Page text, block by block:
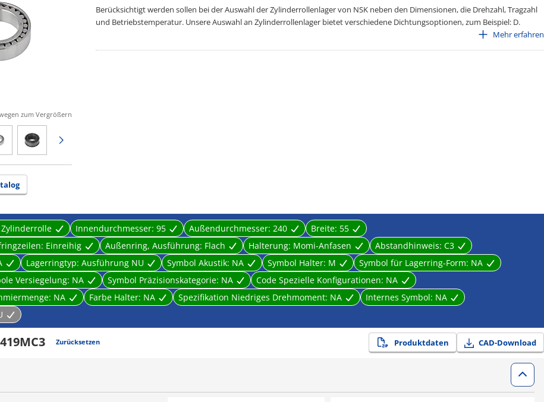
zum Vergrößern
Berücksichtigt werden sollen bei der Auswahl der Zylinderrollenlager von NSK neben den Dimensionen, die Drehzahl, Tragzahl
und Betriebstemperatur. Unsere Auswahl an Zylinderrollenlager bietet verschiedene Dichtungsoptionen, zum Beispiel: D.
Mehr erfahren
Zylinderrolle Innendurchmesser: 95 Außendurchmesser: 240 Breite: 55
Einreihig Außenring, Ausführung: Flach Halterung: Momi-Anfasen Abstandhinweis: C3
Lagerringtyp: Ausführung NU Symbol Akustik: NA Symbol Halter: M Symbol für Lagerring-Form: NA
Versiegelung: NA Symbol Präzisionskategorie: NA Code Spezielle Konfigurationen: NA
NA Farbe Halter: NA Spezifikation Niedriges Drehmoment: NA Internes Symbol: NA
Zurücksetzen Produktdaten CAD-Download